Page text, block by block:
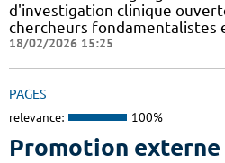
d'investigation clinique
chercheurs fondamentalistes
18/02/2026 15:25
PAGES
relevance: 100%
Promotion externe